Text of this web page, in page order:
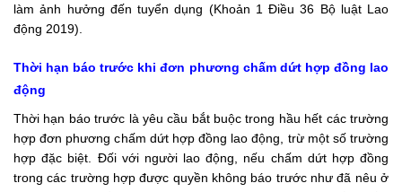
làm ảnh hưởng đến tuyển dụng (Khoản 1 Điều 36 Bộ luật Lao
động 2019).
Thời hạn báo trước khi đơn phương chấm dứt hợp đồng lao
động
Thời hạn báo trước là yêu cầu bắt buộc trong hầu hết các trường
hợp đơn phương chấm dứt hợp đồng lao động, trừ một số trường
hợp đặc biệt. Đối với người lao động, nếu chấm dứt hợp đồng
trong các trường hợp được quyền không báo trước như đã nêu ở